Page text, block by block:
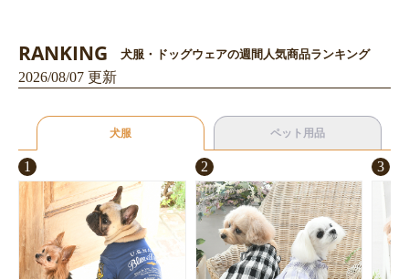
RANKING 犬服・ドッグウェアの週間人気商品ランキング
2026/08/07 更新
犬服 ペット用品
1 2 3